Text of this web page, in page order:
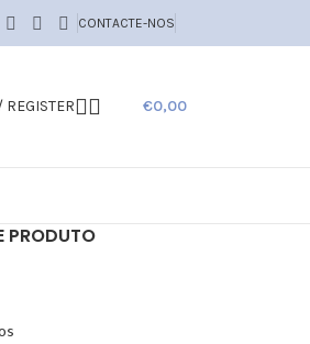
CONTACTE-NOS
REGISTER €0,00
PRODUTO